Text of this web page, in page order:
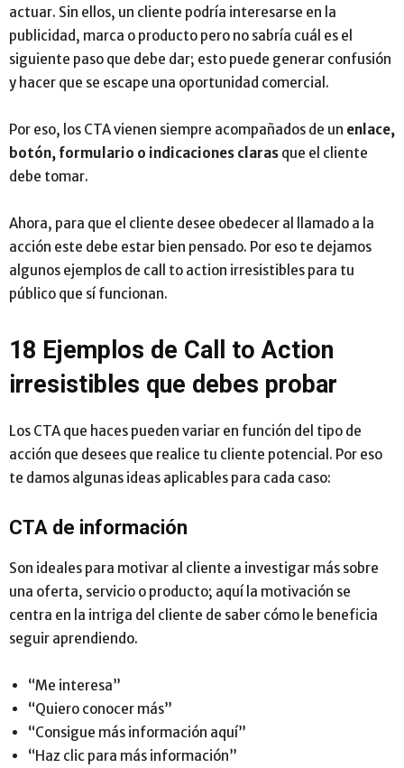
actuar. Sin ellos, un cliente podría interesarse en la
publicidad, marca o producto pero no sabría cuál es el
siguiente paso que debe dar; esto puede generar confusión
y hacer que se escape una oportunidad comercial.
Por eso, los CTA vienen siempre acompañados de un enlace,
botón, formulario o indicaciones claras que el cliente
debe tomar.
Ahora, para que el cliente desee obedecer al llamado a la
acción este debe estar bien pensado. Por eso te dejamos
algunos ejemplos de call to action irresistibles para tu
público que sí funcionan.
18 Ejemplos de Call to Action
irresistibles que debes probar
Los CTA que haces pueden variar en función del tipo de
acción que desees que realice tu cliente potencial. Por eso
te damos algunas ideas aplicables para cada caso:
CTA de información
Son ideales para motivar al cliente a investigar más sobre
una oferta, servicio o producto; aquí la motivación se
centra en la intriga del cliente de saber cómo le beneficia
seguir aprendiendo.
“Me interesa”
“Quiero conocer más”
“Consigue más información aquí”
“Haz clic para más información”